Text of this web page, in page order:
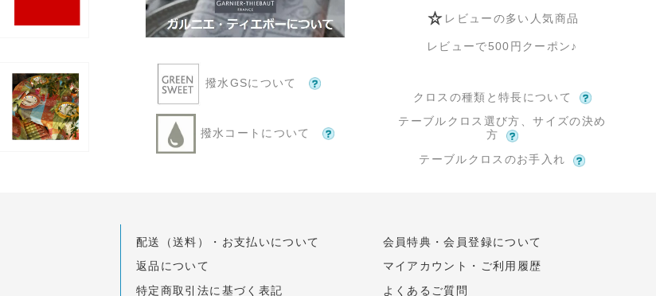
撥水GSについて
撥水コートについて
レビューの多い人気商品
レビューで500円クーポン♪
クロスの種類と特長について
テーブルクロス選び方、サイズの決め
方
テーブルクロスのお手入れ
配送（送料）・お支払いについて
返品について
特定商取引法に基づく表記
会員特典・会員登録について
マイアカウント・ご利用履歴
よくあるご質問